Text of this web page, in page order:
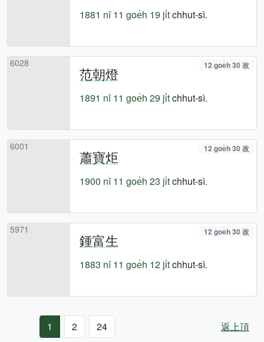
1881 nî 11 goe̍h 19 ji̍tchhut-sì.
6028
范朝燈 12 goe̍h 30 改
1891 nî 11 goe̍h 29 ji̍tchhut-sì.
6001
蕭寶炬 12 goe̍h 30 改
1900 nî 11 goe̍h 23 ji̍tchhut-sì.
5971
鍾富生 12 goe̍h 30 改
1883 nî 11 goe̍h 12 ji̍tchhut-sì.
1 2 24 返上頂